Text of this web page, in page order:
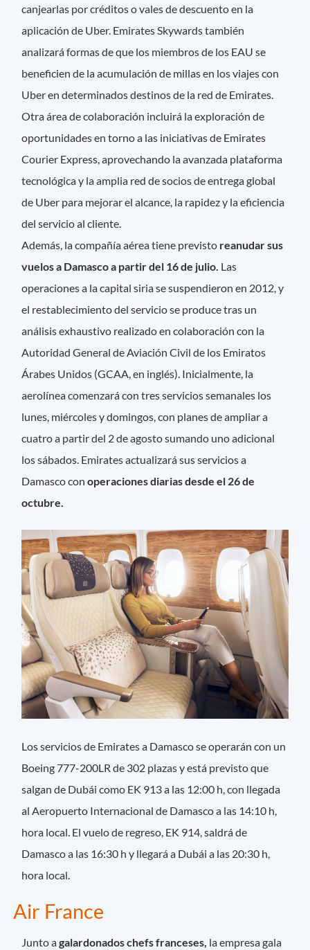
canjearlas por créditos o vales de descuento en la
aplicación de Uber. Emirates Skywards también
analizará formas de que los miembros de los EAU se
beneficien de la acumulación de millas en los viajes con
Uber en determinados destinos de la red de Emirates.
Otra área de colaboración incluirá la exploración de
oportunidades en torno a las iniciativas de Emirates
Courier Express, aprovechando la avanzada plataforma
tecnológica y la amplia red de socios de entrega global
de Uber para mejorar el alcance, la rapidez y la eficiencia
del servicio al cliente.
Además, la compañía aérea tiene previsto reanudar sus
vuelos a Damasco a partir del 16 de julio. Las
operaciones a la capital siria se suspendieron en 2012, y
el restablecimiento del servicio se produce tras un
análisis exhaustivo realizado en colaboración con la
Autoridad General de Aviación Civil de los Emiratos
Árabes Unidos (GCAA, en inglés). Inicialmente, la
aerolínea comenzará con tres servicios semanales los
lunes, miércoles y domingos, con planes de ampliar a
cuatro a partir del 2 de agosto sumando uno adicional
los sábados. Emirates actualizará sus servicios a
Damasco conoperaciones diarias desde el 26 de
octubre.
Los servicios de Emirates a Damasco se operarán con un
Boeing 777-200LR de 302 plazas y está previsto que
salgan de Dubái como EK 913 a las 12:00 h, con llegada
al Aeropuerto Internacional de Damasco a las 14:10 h,
hora local. El vuelo de regreso, EK 914, saldrá de
Damasco a las 16:30 h y llegará a Dubái a las 20:30 h,
hora local.
Air France
Junto agalardonados chefs franceses, la empresa gala